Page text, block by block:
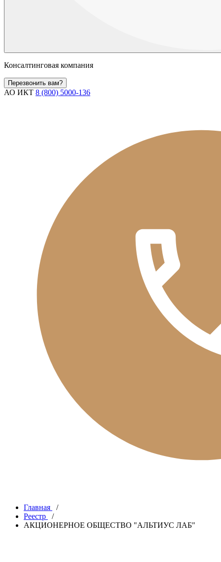
Консалтинговая компания
Перезвонить вам?
АО ИКТ 8 (800) 5000-136
Главная
/
Реестр
/
АКЦИОНЕРНОЕ ОБЩЕСТВО "АЛЬТИУС ЛАБ"